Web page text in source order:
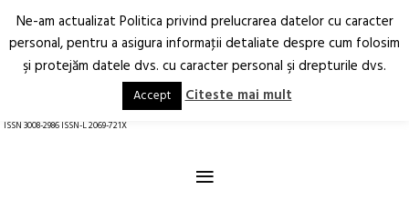
Arhitectură.
Oraș.
RO EN
ISSN 3008-2986 ISSN-L 2069-721X
≡
Ne-am actualizat Politica privind prelucrarea datelor cu caracter
personal, pentru a asigura informaţii detaliate despre cum folosim
şi protejăm datele dvs. cu caracter personal şi drepturile dvs.
Accept Citeste mai mult